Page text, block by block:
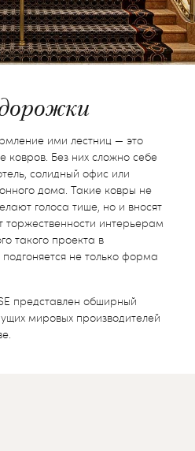
ими лестниц — это
ковров. Без них сложно себе
солидный офис или
дома. Такие ковры не
голоса тише, но и вносят
торжественности интерьерам
такого проекта в
не только форма
представлен обширный
мировых производителей